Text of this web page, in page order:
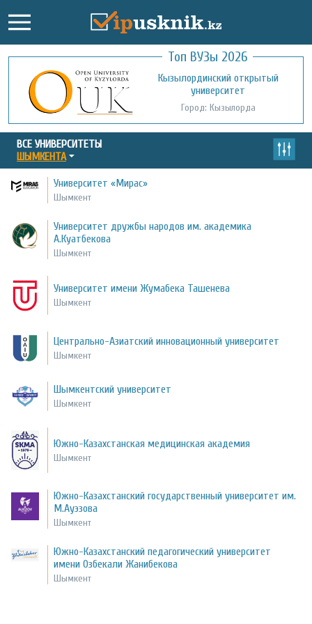
Топ ВУЗы 2026
Кызылординский открытый
университет
Город: Кызылорда
Международный казахско-турецкий
университет им. Х.А. Ясави
Город: Туркестан
ВСЕ УНИВЕРСИТЕТЫ
ШЫМКЕНТА
Университет «Мирас»
Шымкент
Университет дружбы народов им. академика
А.Куатбекова
Шымкент
Университет имени Жумабека Ташенева
Шымкент
Центрально-Азиатский инновационный университет
Шымкент
Шымкентский университет
Шымкент
Южно-Казахстанская медицинская академия
Шымкент
Южно-Казахстанский государственный университет им.
М.Ауэзова
Шымкент
Южно-Казахстанский педагогический университет
имени Озбекали Жанибекова
Шымкент